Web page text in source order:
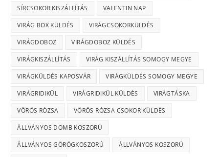
SÍRCSOKOR KISZÁLLÍTÁS VALENTIN NAP
VIRÁG BOX KÜLDÉS VIRÁGCSOKORKÜLDÉS
VIRÁGDOBOZ VIRÁGDOBOZ KÜLDÉS
VIRÁGKISZÁLLÍTÁS VIRÁG KISZÁLLÍTÁS SOMOGY MEGYE
VIRÁGKÜLDÉS KAPOSVÁR VIRÁGKÜLDÉS SOMOGY MEGYE
VIRÁGRIDIKÜL VIRÁGRIDIKÜL KÜLDÉS VIRÁGTÁSKA
VÖRÖS RÓZSA VÖRÖS RÓZSA CSOKOR KÜLDÉS
ÁLLVÁNYOS DOMB KOSZORÚ
ÁLLVÁNYOS GÖRÖGKOSZORÚ ÁLLVÁNYOS KOSZORÚ